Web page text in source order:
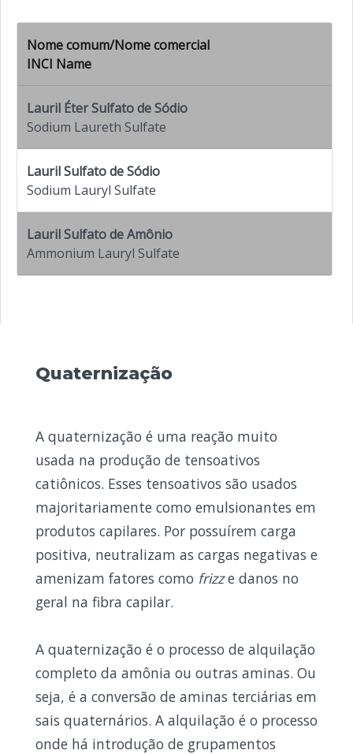
Nome comum/Nome comercial
INCI Name
Lauril Éter Sulfato de Sódio
Sodium Laureth Sulfate
Lauril Sulfato de Sódio
Sodium Lauryl Sulfate
Lauril Sulfato de Amônio
Ammonium Lauryl Sulfate
Quaternização
A quaternização é uma reação muito
usada na produção de tensoativos
catiônicos. Esses tensoativos são usados
majoritariamente como emulsionantes em
produtos capilares. Por possuírem carga
positiva, neutralizam as cargas negativas e
amenizam fatores como frizze danos no
geral na fibra capilar.
A quaternização é o processo de alquilação
completo da amônia ou outras aminas. Ou
seja, é a conversão de aminas terciárias em
sais quaternários. A alquilação é o processo
onde há introdução de grupamentos